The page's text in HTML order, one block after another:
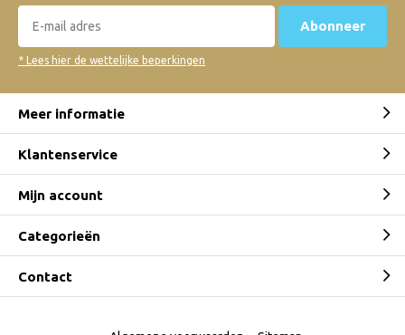
Abonneer
* Lees hier de wettelijke beperkingen
Meer informatie
Klantenservice
Mijn account
Categorieën
Contact